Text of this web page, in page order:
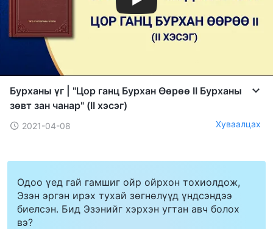
Бурханы үг | "Цор ганц Бурхан Өөрөө II Бурханы
зөвт зан чанар" (II хэсэг)
2021-04-08 Хуваалцах
Одоо үед гай гамшиг ойр ойрхон тохиолдож,
Эзэн эргэн ирэх тухай зөгнөлүүд үндсэндээ
биелсэн. Бид Эзэнийг хэрхэн угтан авч болох
вэ?